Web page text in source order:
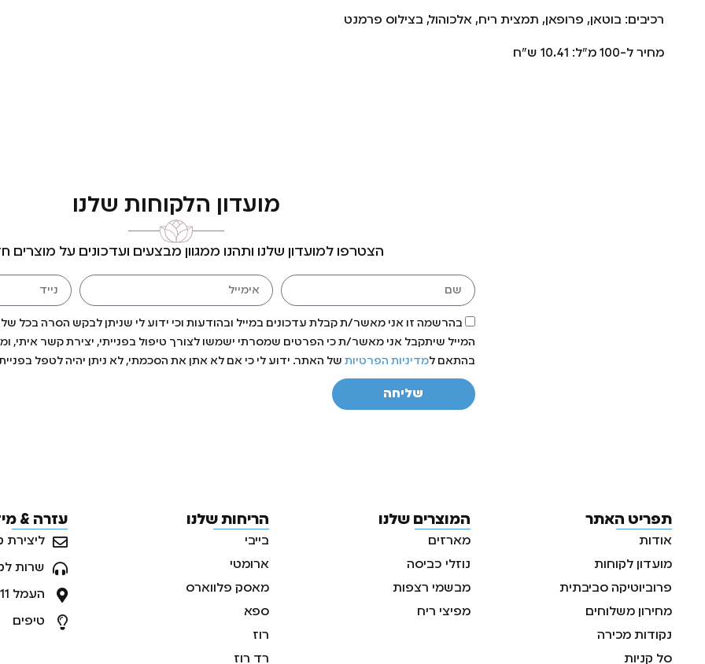
רכיבים: בוטאן, פרופאן, תמצית ריח, אלכוהול, בצילוס פרמנט
מחיר ל-100 מ"ל: 10.41 ש"ח
מועדון הלקוחות שלנו
הצטרפו למועדון שלנו ותהנו ממגוון מבצעים ועדכונים על מוצרים
בהרשמה זו אני מאשר/ת קבלת עדכונים במייל ובהודעות וכי ידוע לי שניתן לבקש הסרה בכל
המייל שיתקבל אני מאשר/ת כי הפרטים שמסרתי ישמשו לצורך טיפול בפנייתי, יצירת קשר איתי,
בהתאם למדיניות הפרטיות של האתר. ידוע לי כי אם לא אתן את הסכמתי, לא ניתן יהיה לטפל
שליחה
תפריט האתר
אודות
מועדון לקוחות
פרוביוטיקה סביבתית
מחירון משלוחים
נקודות מכירה
סל קניות
המוצרים שלנו
מארזים
נוזלי כביסה
מבשמי רצפות
מפיצי ריח
הריחות שלנו
בייבי
ארומטי
מאסק פלווארס
ספא
רוז
רד רוז
עזרה &
ליצירת
שרות
העמל 11, ראש העין, ישראל
טיפים